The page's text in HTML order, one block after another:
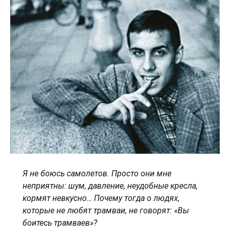
Я не боюсь самолетов. Просто они мне
неприятны: шум, давление, неудобные кресла,
кормят невкусно… Почему тогда о людях,
которые не любят трамваи, не говорят: «Вы
боитесь трамваев»?